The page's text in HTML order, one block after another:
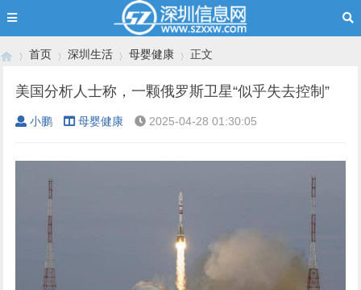
›
首页
›
深圳生活
›
母婴健康
›
正文
美国分析人士称，一颗俄罗斯卫星“似乎失去控制”
小鹏 母婴健康 2025-04-28 01:30:05